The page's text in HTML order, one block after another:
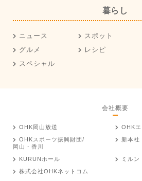
暮らし
ニュース スポット
グルメ
レシピ
スペシャル
会社概要
OHK岡山放送
OHK
OHKスポーツ振興財団/
岡山・香川
新本社
KURUNホール
ミルン
株式会社OHKネットコム